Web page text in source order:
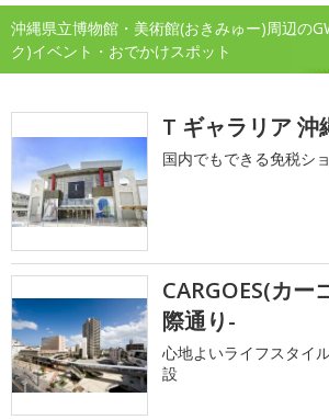
沖縄県立博物館・美術館(おきみゅー)周辺の
ク)イベント・おでかけスポット
T ギャラリア 沖
国内でもできる免税シ
CARGOES(カー
際通り-
心地よいライフスタイ
設